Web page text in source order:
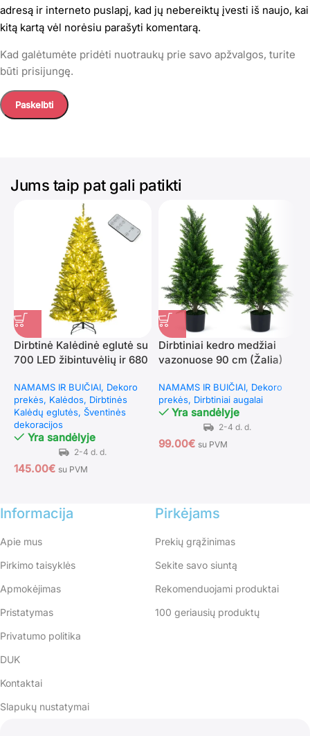
adresą ir interneto puslapį, kad jų nebereiktų įvesti iš naujo, kai
kitą kartą vėl norėsiu parašyti komentarą.
Kad galėtumėte pridėti nuotraukų prie savo apžvalgos, turite
būti prisijungę.
Jums taip pat gali patikti
Dirbtinė Kalėdinė eglutė su
700 LED žibintuvėlių ir 680
NAMAMS IR BUIČIAI Dekoro
prekės Kalėdos Dirbtinės
Kalėdų eglutės Šventinės
dekoracijos
Yra sandėlyje
145.00€ su PVM
Dirbtiniai kedro medžiai
vazonuose 90 cm (Žalia)
NAMAMS IR BUIČIAI Dekoro
prekės Dirbtiniai augalai
Yra sandėlyje
99.00€ su PVM
Informacija
Apie mus
Pirkimo taisyklės
Apmokėjimas
Pristatymas
Privatumo politika
DUK
Kontaktai
Slapukų nustatymai
Pirkėjams
Prekių grąžinimas
Sekite savo siuntą
Rekomenduojami produktai
100 geriausių produktų